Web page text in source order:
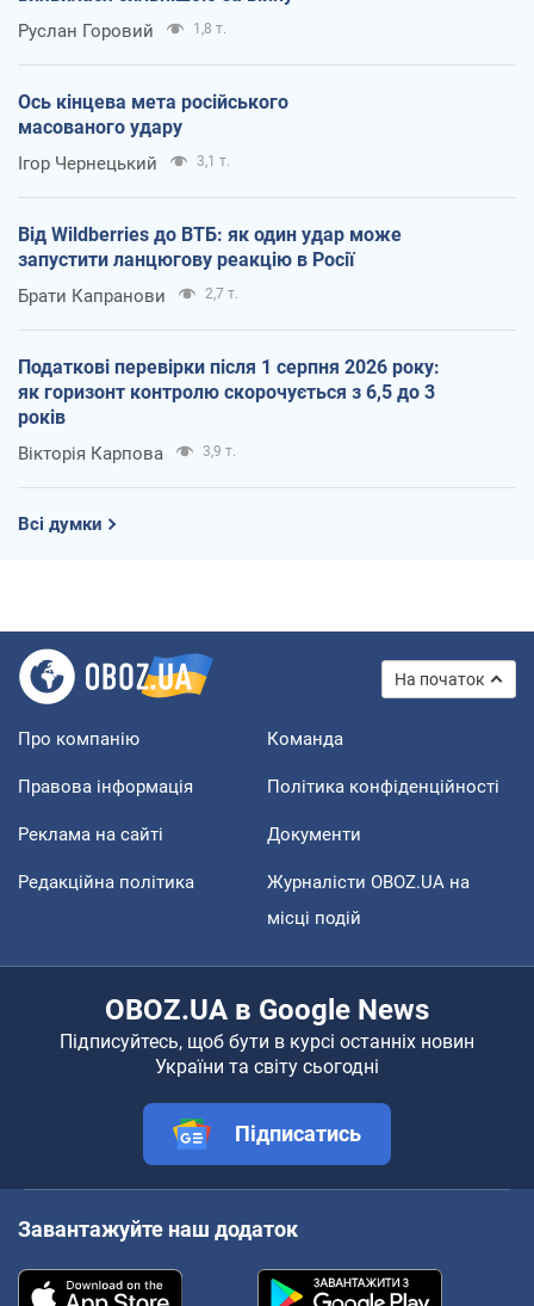
Руслан Горовий 1,8 т.
Ось кінцева мета російського
масованого удару
Ігор Чернецький 3,1 т.
Від Wildberries до ВТБ: як один удар може
запустити ланцюгову реакцію в Росії
Брати Капранови 2,7 т.
Податкові перевірки після 1 серпня 2026 року:
як горизонт контролю скорочується з 6,5 до 3
років
Вікторія Карпова 3,9 т.
Всі думки
На початок
Про компанію Команда
Правова інформація Політика конфіденційності
Реклама на сайті Документи
Редакційна політика
Журналісти OBOZ.UA на
місці подій
OBOZ.UA в Google News
Підписуйтесь, щоб бути в курсі останніх новин
України та світу сьогодні
Підписатись
Завантажуйте наш додаток